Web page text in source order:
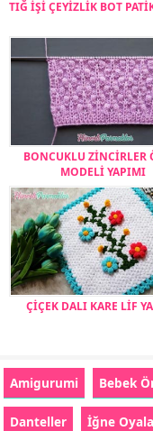
TIĞ İŞİ ÇEYİZLİK BOT
BONCUKLU ZİNCİRLER
MODELİ YAPIMI
ÇİÇEK DALI KARE LİF
Amigurumi Bebek
Danteller İğne